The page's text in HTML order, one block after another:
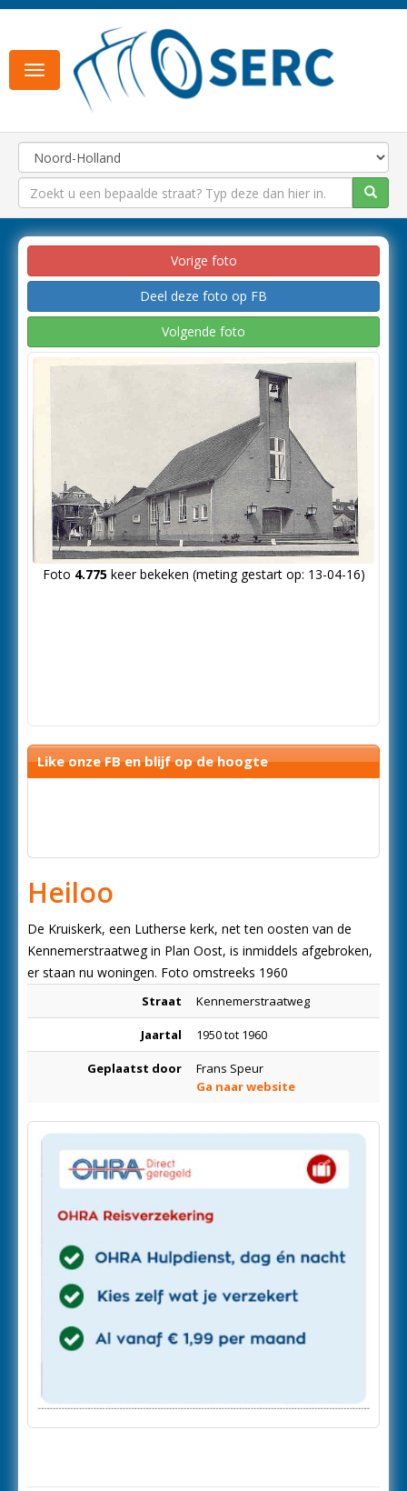
Toggle
navigation
Vorige foto
Deel deze foto op FB
Volgende foto
Foto 4.775keer bekeken (meting gestart op: 13-04-16)
Like onze FB en blijf op de hoogte
Heiloo
De Kruiskerk, een Lutherse kerk, net ten oosten van de
Kennemerstraatweg in Plan Oost, is inmiddels afgebroken,
er staan nu woningen. Foto omstreeks 1960
Straat Kennemerstraatweg
Jaartal 1950 tot 1960
Geplaatst door
Frans Speur
Ga naar website